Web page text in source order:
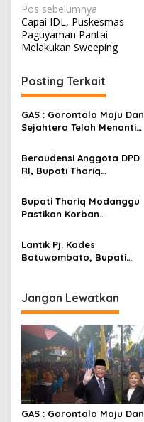
N
a
v
i
g
a
s
i
p
s
Pos sebelumnya
Capai IDL, Puskesmas
Paguyaman Pantai
Melakukan Sweeping
Posting Terkait
GAS : Gorontalo Maju Dan
Sejahtera Telah Menanti
Beraudensi Anggota DPD
RI, Bupati Thariq
Memperkenalkan Jakestra
Bupati Thariq Modanggu
Pastikan Korban
Bantuan 10 Juta
Lantik Pj. Kades
Botuwombato, Bupati
Jangan Lewatkan
GAS : Gorontalo Maju Dan